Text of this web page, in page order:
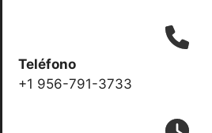
Teléfono
+1 956-791-3733